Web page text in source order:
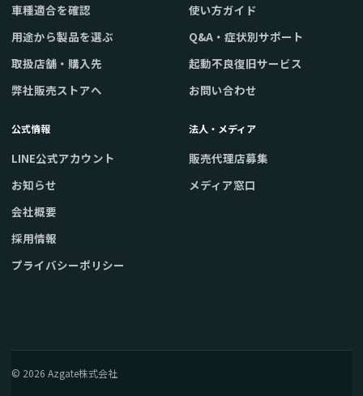
車種適合を確認
用途から製品を選ぶ
取扱店舗・購入先
弊社販売ストアへ
使い方ガイド
Q&A・症状別サポート
起動不良復旧サービス
お問い合わせ
公式情報
LINE公式アカウント
お知らせ
会社概要
採用情報
プライバシーポリシー
法人・メディア
販売代理店募集
メディア窓口
© 2026 Azgate株式会社